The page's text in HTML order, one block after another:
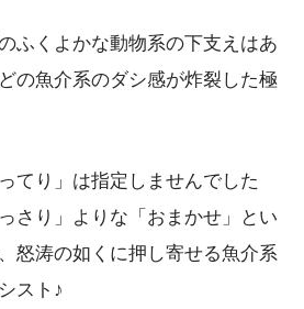
ふくよかな動物系の下支えはあ
の魚介系のダシ感が炸裂した極
てり」は指定しませんでした
さり」よりな「おまかせ」とい
怒涛の如くに押し寄せる魚介系
スト♪